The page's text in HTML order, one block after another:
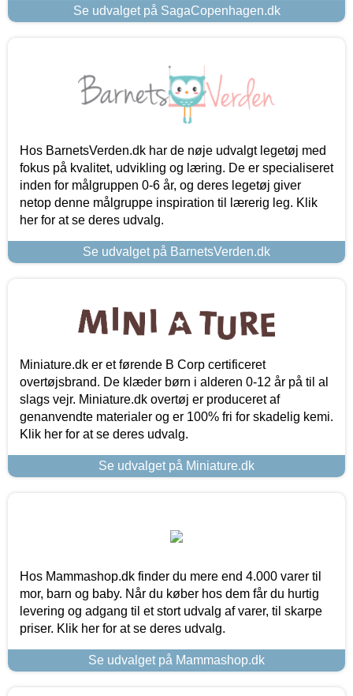
Se udvalget på SagaCopenhagen.dk
Hos BarnetsVerden.dk har de nøje udvalgt legetøj med
fokus på kvalitet, udvikling og læring. De er specialiseret
inden for målgruppen 0-6 år, og deres legetøj giver
netop denne målgruppe inspiration til lærerig leg. Klik
her for at se deres udvalg.
Se udvalget på BarnetsVerden.dk
Miniature.dk er et førende B Corp certificeret
overtøjsbrand. De klæder børn i alderen 0-12 år på til al
slags vejr. Miniature.dk overtøj er produceret af
genanvendte materialer og er 100% fri for skadelig kemi.
Klik her for at se deres udvalg.
Se udvalget på Miniature.dk
Hos Mammashop.dk finder du mere end 4.000 varer til
mor, barn og baby. Når du køber hos dem får du hurtig
levering og adgang til et stort udvalg af varer, til skarpe
priser. Klik her for at se deres udvalg.
Se udvalget på Mammashop.dk